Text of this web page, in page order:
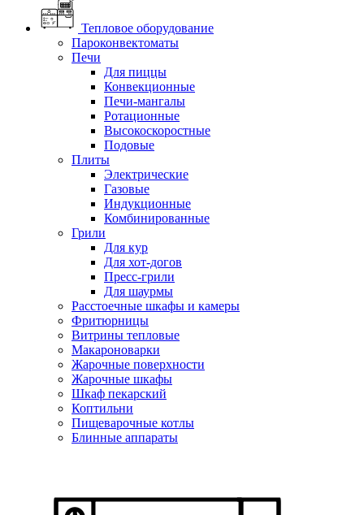
Тепловое оборудование
Пароконвектоматы
Печи
Для пиццы
Конвекционные
Печи-мангалы
Ротационные
Высокоскоростные
Подовые
Плиты
Электрические
Газовые
Индукционные
Комбинированные
Грили
Для кур
Для хот-догов
Пресс-грили
Для шаурмы
Расстоечные шкафы и камеры
Фритюрницы
Витрины тепловые
Макароноварки
Жарочные поверхности
Жарочные шкафы
Шкаф пекарский
Коптильни
Пищеварочные котлы
Блинные аппараты